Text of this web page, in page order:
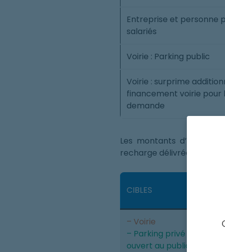
Entreprise et personne
salariés
Voirie : Parking public
Voirie : surprime
financement voirie pour
demande
Les montants d’aides
recharge délivrée par
CIBLES
– Voirie
– Parking privé
ouvert au public